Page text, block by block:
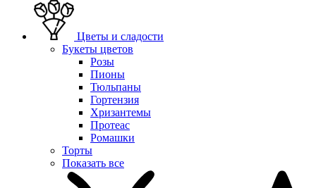
Цветы и сладости
Букеты цветов
Розы
Пионы
Тюльпаны
Гортензия
Хризантемы
Протеас
Ромашки
Торты
Показать все